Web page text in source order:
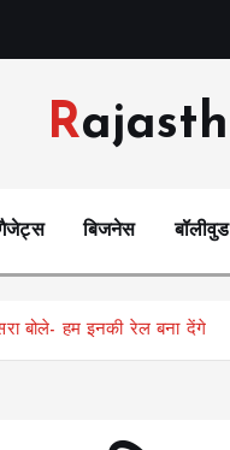
बिजनेस बॉलीवुड
बोले- हम इनकी रेल बना देंगे